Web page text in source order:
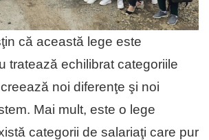
că această lege este
tratează echilibrat categoriile
noi diferenţe şi noi
Mai mult, este o lege
categorii de salariaţi care pur